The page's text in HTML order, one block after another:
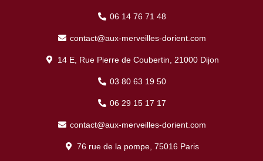
06 14 76 71 48
contact@aux-merveilles-dorient.com
14 E, Rue Pierre de Coubertin, 21000 Dijon
03 80 63 19 50
06 29 15 17 17
contact@aux-merveilles-dorient.com
76 rue de la pompe, 75016 Paris